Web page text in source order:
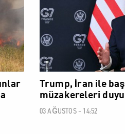
Trump, İran ile
müzakereleri
03 AĞUSTOS - 14:52